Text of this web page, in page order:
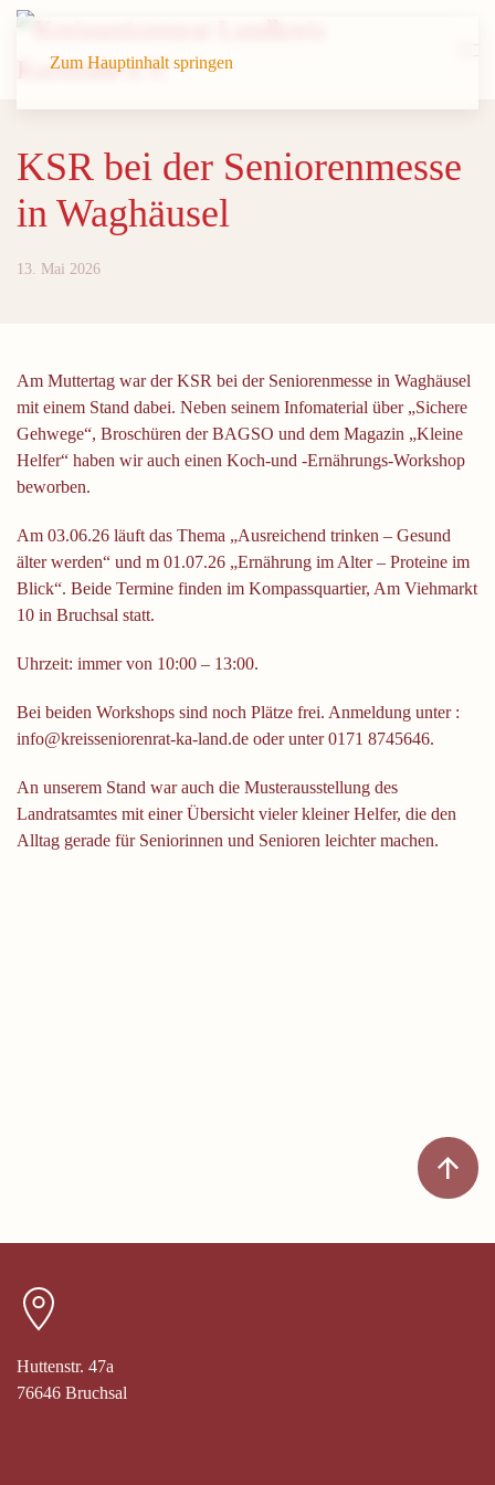
Zum Hauptinhalt springen
KSR bei der Seniorenmesse
in Waghäusel
13. Mai 2026
Am Muttertag war der KSR bei der Seniorenmesse in Waghäusel
mit einem Stand dabei. Neben seinem Infomaterial über „Sichere
Gehwege“, Broschüren der BAGSO und dem Magazin „Kleine
Helfer“ haben wir auch einen Koch-und -Ernährungs-Workshop
beworben.
Am 03.06.26 läuft das Thema „Ausreichend trinken – Gesund
älter werden“ und m 01.07.26 „Ernährung im Alter – Proteine im
Blick“. Beide Termine finden im Kompassquartier, Am Viehmarkt
10 in Bruchsal statt.
Uhrzeit: immer von 10:00 – 13:00.
Bei beiden Workshops sind noch Plätze frei. Anmeldung unter :
info@kreisseniorenrat-ka-land.de oder unter 0171 8745646.
An unserem Stand war auch die Musterausstellung des
Landratsamtes mit einer Übersicht vieler kleiner Helfer, die den
Alltag gerade für Seniorinnen und Senioren leichter machen.
Huttenstr. 47a
76646 Bruchsal